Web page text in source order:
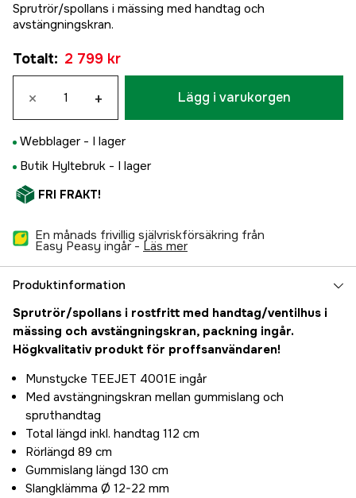
Sprutrör/spollans i mässing med handtag och
avstängningskran.
Totalt: 2 799 kr
× + Lägg i varukorgen
Webblager - I lager
Butik Hyltebruk - I lager
FRI FRAKT!
En månads frivillig självriskförsäkring från
Easy Peasy ingår - läs mer
Produktinformation
Sprutrör/spollans i rostfritt med handtag/ventilhus i
mässing och avstängningskran, packning ingår.
Högkvalitativ produkt för proffsanvändaren!
Munstycke TEEJET 4001E ingår
Med avstängningskran mellan gummislang och
spruthandtag
Total längd inkl. handtag 112 cm
Rörlängd 89 cm
Gummislang längd 130 cm
Slangklämma Ø 12-22 mm